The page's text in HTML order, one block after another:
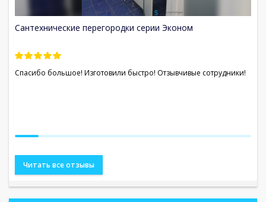
Сантехнические перегородки серии Эконом
Спасибо большое! Изготовили быстро! Отзывчивые сотрудники!
Читать все отзывы